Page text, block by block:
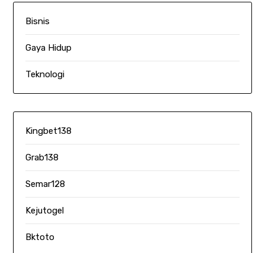
Bisnis
Gaya Hidup
Teknologi
Kingbet138
Grab138
Semar128
Kejutogel
Bktoto